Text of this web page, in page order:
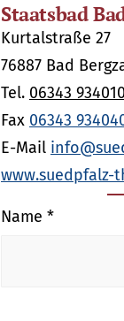
Staatsbad
Kurtalstraße 27
76887 Bad
Tel. 06343 934010
Fax 06343
E-Mail
www.suedpfalz-
Bitte
Bitte
Name *